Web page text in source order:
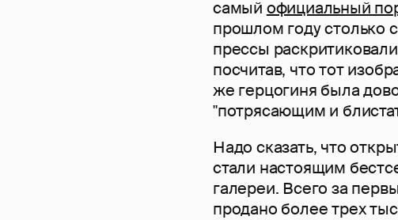
самый официальный
прошлом году столько
прессы
посчитав, что тот
же герцогиня была
"потрясающим и
Надо сказать, что
стали настоящим
галереи. Всего за
продано более трех